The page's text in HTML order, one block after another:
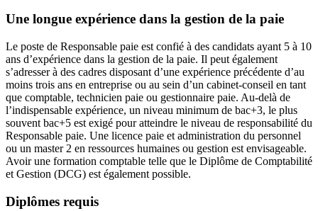
Une longue expérience dans la gestion de la paie
Le poste de Responsable paie est confié à des candidats ayant 5 à 10
ans d’expérience dans la gestion de la paie. Il peut également
s’adresser à des cadres disposant d’une expérience précédente d’au
moins trois ans en entreprise ou au sein d’un cabinet-conseil en tant
que comptable, technicien paie ou gestionnaire paie. Au-delà de
l’indispensable expérience, un niveau minimum de bac+3, le plus
souvent bac+5 est exigé pour atteindre le niveau de responsabilité du
Responsable paie. Une licence paie et administration du personnel
ou un master 2 en ressources humaines ou gestion est envisageable.
Avoir une formation comptable telle que le Diplôme de Comptabilité
et Gestion (DCG) est également possible.
Diplômes requis